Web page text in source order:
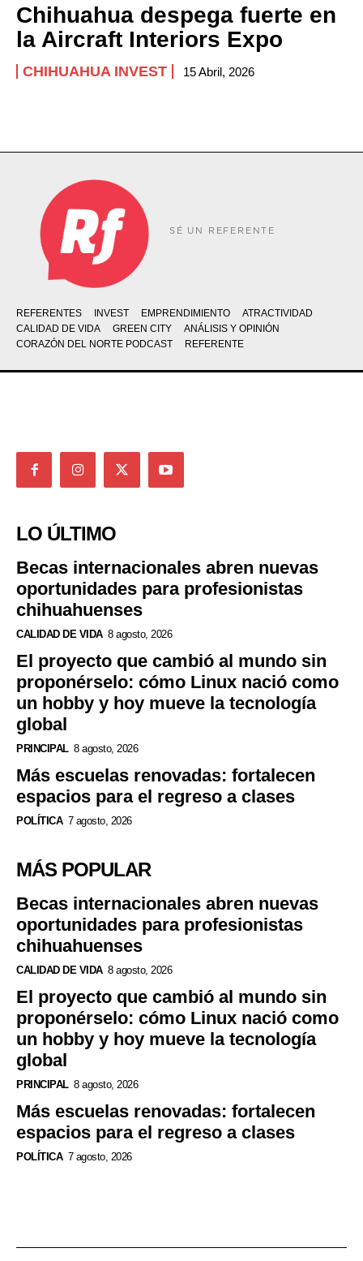
Chihuahua despega fuerte en
la Aircraft Interiors Expo
CHIHUAHUA INVEST 15 Abril, 2026
SÉ UN REFERENTE
REFERENTES INVEST EMPRENDIMIENTO
ATRACTIVIDAD
CALIDAD DE VIDA
GREEN CITY
ANÁLISIS Y OPINIÓN
CORAZÓN DEL NORTE PODCAST
REFERENTE
LO ÚLTIMO
Becas internacionales abren nuevas
oportunidades para profesionistas
chihuahuenses
CALIDAD DE VIDA 8 agosto, 2026
El proyecto que cambió al mundo sin
proponérselo: cómo Linux nació como
un hobby y hoy mueve la tecnología
global
PRINCIPAL 8 agosto, 2026
Más escuelas renovadas: fortalecen
espacios para el regreso a clases
POLÍTICA 7 agosto, 2026
MÁS POPULAR
Becas internacionales abren nuevas
oportunidades para profesionistas
chihuahuenses
CALIDAD DE VIDA 8 agosto, 2026
El proyecto que cambió al mundo sin
proponérselo: cómo Linux nació como
un hobby y hoy mueve la tecnología
global
PRINCIPAL 8 agosto, 2026
Más escuelas renovadas: fortalecen
espacios para el regreso a clases
POLÍTICA 7 agosto, 2026